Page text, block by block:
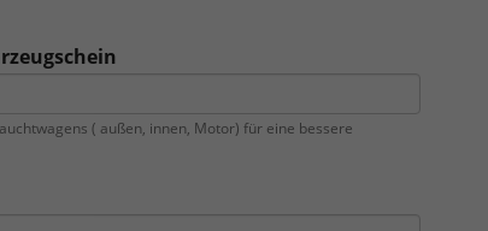
( außen, innen, Motor) für eine bessere